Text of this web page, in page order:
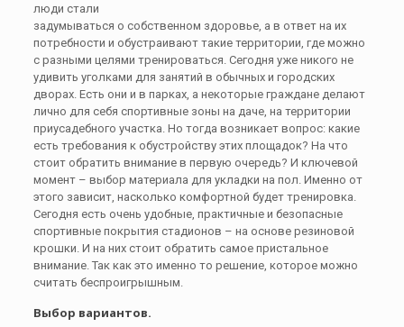
люди стали
задумываться о собственном здоровье, а в ответ на их
потребности и обустраивают такие территории, где можно
с разными целями тренироваться. Сегодня уже никого не
удивить уголками для занятий в обычных и городских
дворах. Есть они и в парках, а некоторые граждане делают
лично для себя спортивные зоны на даче, на территории
приусадебного участка. Но тогда возникает вопрос: какие
есть требования к обустройству этих площадок? На что
стоит обратить внимание в первую очередь? И ключевой
момент – выбор материала для укладки на пол. Именно от
этого зависит, насколько комфортной будет тренировка.
Сегодня есть очень удобные, практичные и безопасные
спортивные покрытия стадионов – на основе резиновой
крошки. И на них стоит обратить самое пристальное
внимание. Так как это именно то решение, которое можно
считать беспроигрышным.
Выбор вариантов.